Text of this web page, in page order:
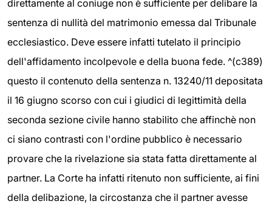
direttamente al coniuge non è sufficiente per delibare la
sentenza di nullità del matrimonio emessa dal Tribunale
ecclesiastico. Deve essere infatti tutelato il principio
dell'affidamento incolpevole e della buona fede. ^(c389)
questo il contenuto della sentenza n. 13240/11 depositata
il 16 giugno scorso con cui i giudici di legittimità della
seconda sezione civile hanno stabilito che affinchè non
ci siano contrasti con l'ordine pubblico è necessario
provare che la rivelazione sia stata fatta direttamente al
partner. La Corte ha infatti ritenuto non sufficiente, ai fini
della delibazione, la circostanza che il partner avesse